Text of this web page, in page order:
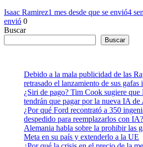
Isaac Ramirez1 mes desde que se envió4
envió 0
Buscar
Buscar
Debido a la mala publicidad de las
retrasado el lanzamiento de sus gafas
¿Siri de pago? Tim Cook sugiere que
tendrán que pagar por la nueva IA de
¿Por qué Ford recontrató a 350
despedido para reemplazarlos con IA?
Alemania habla sobre la prohibir las
Meta en su país y extenderlo a la UE